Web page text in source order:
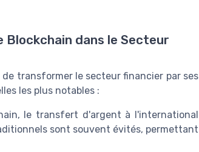
dans le Secteur
transformer le secteur financier par ses
les plus notables :
le transfert d'argent à l'international
sont souvent évités, permettant